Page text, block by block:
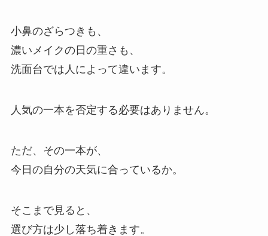
小鼻のざらつきも、
濃いメイクの日の重さも、
洗面台では人によって違います。
人気の一本を否定する必要はありません。
ただ、その一本が、
今日の自分の天気に合っているか。
そこまで見ると、
選び方は少し落ち着きます。